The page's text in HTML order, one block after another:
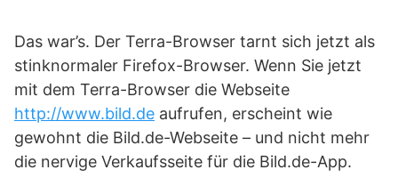
Das war’s. Der Terra-Browser tarnt sich jetzt als
stinknormaler Firefox-Browser. Wenn Sie jetzt
mit dem Terra-Browser die Webseite
http://www.bild.de aufrufen, erscheint wie
gewohnt die Bild.de-Webseite – und nicht mehr
die nervige Verkaufsseite für die Bild.de-App.